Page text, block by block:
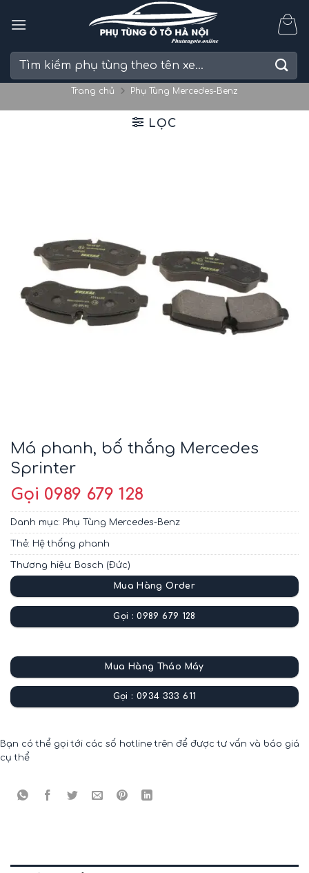
Tìm
Trang chủ Phụ Tùng Mercedes-Benz
LỌC
Má phanh, bố thắng Mercedes
Sprinter
Gọi 0989 679 128
Danh mục: Phụ Tùng Mercedes-Benz
Thẻ: Hệ thống phanh
Thương hiệu: Bosch (Đức)
Mua Hàng Order
Gọi : 0989 679 128
Mua Hàng Tháo Máy
Gọi : 0934 333 611
Bạn có thể gọi tới các số hotline trên để được tư vấn và báo giá
cụ thể